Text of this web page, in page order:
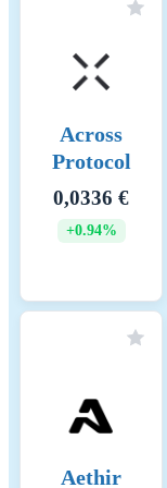
Across
Protocol
0,0336 €
+0.94%
Aethir